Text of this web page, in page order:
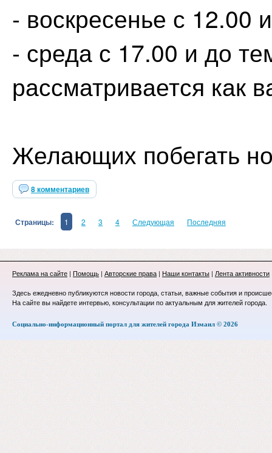
- воскресенье с 12.00
- среда с 17.00 и до
рассматривается как
Желающих побегать
8 комментариев
Страницы: 1 2 3 4 Следующая Последняя
Реклама на сайте | Помощь | Авторские права | Наши контакты | Лента активности
Здесь ежедневно публикуются новости города, статьи, важные события и
На сайте вы найдете интервью, консультации по актуальным для жителей города.
Социально-информационный портал для жителей города Измаил © 2026